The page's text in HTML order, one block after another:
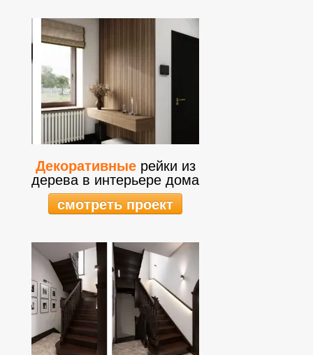
Декоративныерейки из
дерева в интерьере дома
смотреть проект